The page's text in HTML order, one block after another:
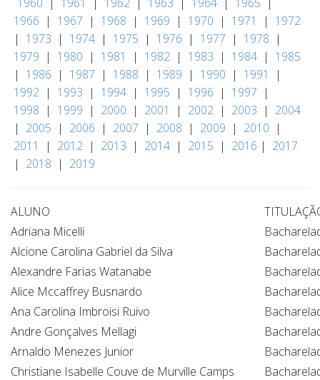
1966 | 1967 | 1968 | 1969 | 1970 | 1971 | 1972
| 1973 | 1974 | 1975 | 1976 | 1977 | 1978 |
1979 | 1980 | 1981 | 1982 | 1983 | 1984 | 1985
| 1986 | 1987 | 1988 | 1989 | 1990 | 1991
|
1992 | 1993 | 1994 | 1995 | 1996 | 1997 |
1998 | 1999 | 2000 | 2001 | 2002 | 2003 | 2004
| 2005 | 2006 | 2007 | 2008 | 2009 | 2010 |
2011
| 2012 | 2013 | 2014 | 2015 | 2016 | 2017
| 2018 | 2019
ALUNO
Adriana Micelli
Alcione Carolina Gabriel da Silva
Alexandre Farias Watanabe
Alice Mccaffrey Busnardo
Ana Carolina Imbroisi Ruivo
Andre Gonçalves Mellagi
Arnaldo Menezes Junior
Christiane Isabelle Couve de Murville Camps